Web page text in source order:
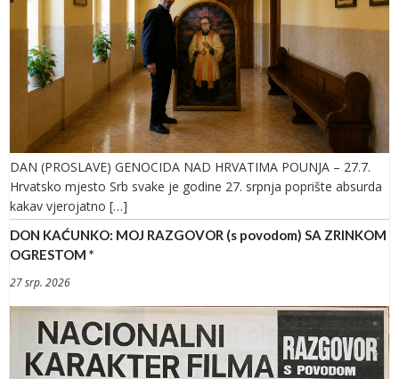
DAN (PROSLAVE) GENOCIDA NAD HRVATIMA POUNJA – 27.7.
Hrvatsko mjesto Srb svake je godine 27. srpnja poprište absurda
kakav vjerojatno […]
DON KAĆUNKO: MOJ RAZGOVOR (s povodom) SA ZRINKOM
OGRESTOM *
27 srp. 2026